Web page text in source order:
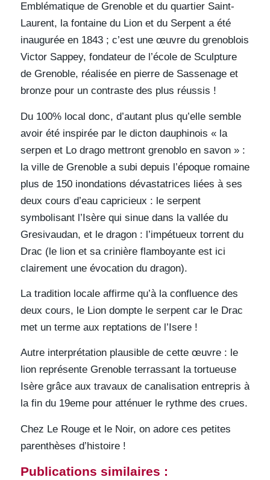
Emblématique de Grenoble et du quartier Saint-
Laurent, la fontaine du Lion et du Serpent a été
inaugurée en 1843 ; c’est une œuvre du grenoblois
Victor Sappey, fondateur de l’école de Sculpture
de Grenoble, réalisée en pierre de Sassenage et
bronze pour un contraste des plus réussis !
Du 100% local donc, d’autant plus qu’elle semble
avoir été inspirée par le dicton dauphinois « la
serpen et Lo drago mettront grenoblo en savon » :
la ville de Grenoble a subi depuis l’époque romaine
plus de 150 inondations dévastatrices liées à ses
deux cours d’eau capricieux : le serpent
symbolisant l’Isère qui sinue dans la vallée du
Gresivaudan, et le dragon : l’impétueux torrent du
Drac (le lion et sa crinière flamboyante est ici
clairement une évocation du dragon).
La tradition locale affirme qu’à la confluence des
deux cours, le Lion dompte le serpent car le Drac
met un terme aux reptations de l’Isere !
Autre interprétation plausible de cette œuvre : le
lion représente Grenoble terrassant la tortueuse
Isère grâce aux travaux de canalisation entrepris à
la fin du 19eme pour atténuer le rythme des crues.
Chez Le Rouge et le Noir, on adore ces petites
parenthèses d’histoire !
Publications similaires :